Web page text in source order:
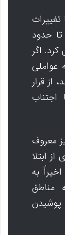
تغییرات
حدود
اگر
عواملی
از قرار
معروف
ابتلا
به
مناطق